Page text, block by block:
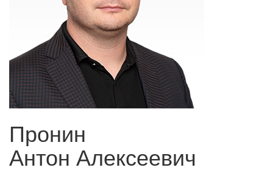
Пронин
Антон Алексеевич